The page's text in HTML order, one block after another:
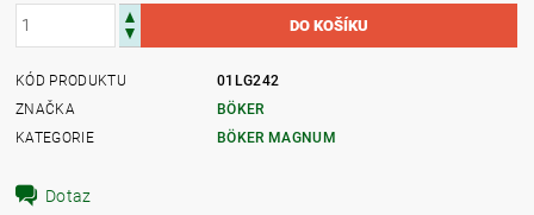
KÓD PRODUKTU
01LG242
ZNAČKA
BÖKER
KATEGORIE
BÖKER MAGNUM
Dotaz